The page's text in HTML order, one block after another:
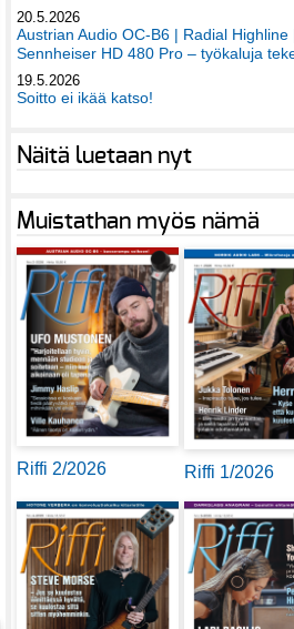
20.5.2026
Austrian Audio OC-B6 | Radial Highline
Sennheiser HD 480 Pro – työkaluja
19.5.2026
Soitto ei ikää katso!
Näitä luetaan nyt
Muistathan myös nämä
Riffi 2/2026 Riffi 1/2026